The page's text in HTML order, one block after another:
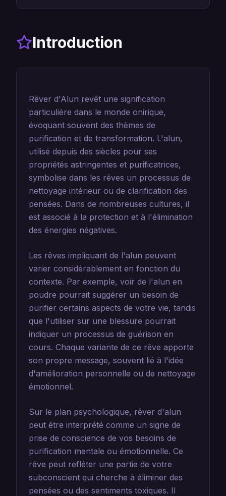
Introduction
Rêver d'Alun revêt une signification
particulière dans le monde onirique,
évoquant souvent des thèmes de
purification et de transformation. L'alun,
utilisé depuis des siècles pour ses
propriétés astringentes et purificatrices,
symbolise dans les rêves un processus de
nettoyage intérieur ou de clarification des
pensées. Dans de nombreuses cultures, il
est associé à la protection et à l'élimination
des énergies négatives.
Les rêves impliquant de l'alun peuvent
varier considérablement en fonction du
contexte. Par exemple, voir de l'alun en
poudre pourrait suggérer un besoin de
purifier certains aspects de votre vie, tandis
que l'utiliser sur une blessure pourrait
indiquer un processus de guérison en
cours. Chaque variante de ce rêve apporte
son propre message, souvent lié à l'idée
d'amélioration personnelle ou de nettoyage
émotionnel.
Sur le plan psychologique, rêver d'alun
peut être interprété comme un signe de
prise de conscience de vos besoins de
purification mentale ou émotionnelle. Ce
rêve peut refléter une partie de votre
subconscient qui cherche à éliminer des
pensées ou des sentiments toxiques. Il